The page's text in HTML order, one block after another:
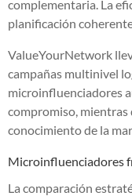
complementaria. La
planificación
ValueYourNetwork
campañas multinivel
microinfluenciadores
compromiso, mientras
conocimiento de la
Microinfluenciadores
La comparación